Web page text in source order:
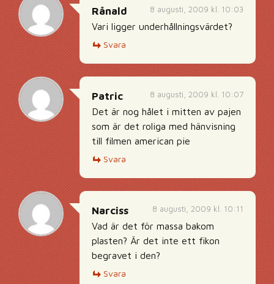
8 augusti, 2009 kl. 10:03
Rånald
Vari ligger underhållningsvärdet?
Svara
8 augusti, 2009 kl. 10:07
Patric
Det är nog hålet i mitten av pajen
som är det roliga med hänvisning
till filmen american pie
Svara
8 augusti, 2009 kl. 10:11
Narciss
Vad är det för massa bakom
plasten? Är det inte ett fikon
begravet i den?
Svara